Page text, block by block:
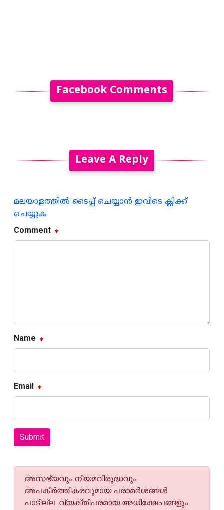
Facebook Comments
Leave A Reply
മലയാളത്തില്‍ ടൈപ്പ് ചെയ്യാന്‍ ഇവിടെ ക്ലിക്ക്
ചെയ്യുക
Comment
Name
Email
Submit
അസഭ്യവും നിയമവിരുദ്ധവും
അപകീര്‍ത്തികരവുമായ പരാമര്‍ശങ്ങള്‍
പാടില്ല. വ്യക്തിപരമായ അധിക്ഷേപങ്ങളും